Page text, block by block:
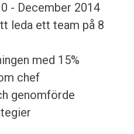
- December 2014
leda ett team på 8
med 15%
chef
genomförde